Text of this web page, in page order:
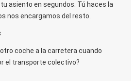
asiento en segundos. Tú haces la
nos encargamos del resto.
coche a la carretera cuando
el transporte colectivo?